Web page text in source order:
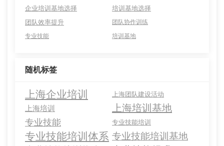
企业培训基地选择
培训基地选择
团队效率提升
团队协作训练
专业技能
培训基地
随机标签
上海企业培训 上海团队建设活动
上海培训 上海培训基地
专业技能 专业技能培训
专业技能培训体系 专业技能培训基地